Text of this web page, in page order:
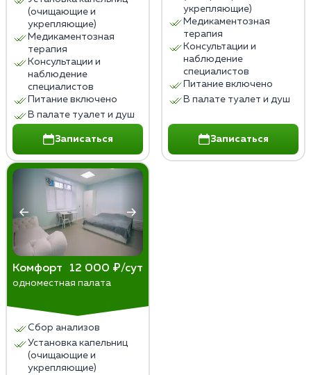
(очищающие и
укрепляющие)
Медикаментозная
терапия
Консультации и
наблюдение
специалистов
Питание включено
В палате туалет и душ
Записаться
укрепляющие)
Медикаментозная
терапия
Консультации и
наблюдение
специалистов
Питание включено
В палате туалет и душ
Записаться
Комфорт 12 000 ₽/сут
одноместная палата
Сбор анализов
Установка капельниц
(очищающие и
укрепляющие)